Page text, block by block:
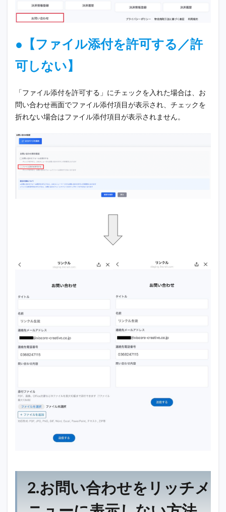
●【ファイル添付を許可する／許
可しない】
「ファイル添付を許可する」にチェックを入れた場合は、お
問い合わせ画面でファイル添付項目が表示され、チェックを
折れない場合はファイル添付項目が表示されません。
2.お問い合わせをリッチメ